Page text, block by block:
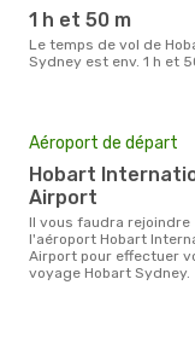
1 h et 50 m
Le temps de vol de Hobart vers
Sydney est env. 1 h et
Aéroport de départ
Hobart International
Airport
Il vous faudra rejoindre
l'aéroport Hobart
Airport pour effectuer
voyage Hobart Sydney.